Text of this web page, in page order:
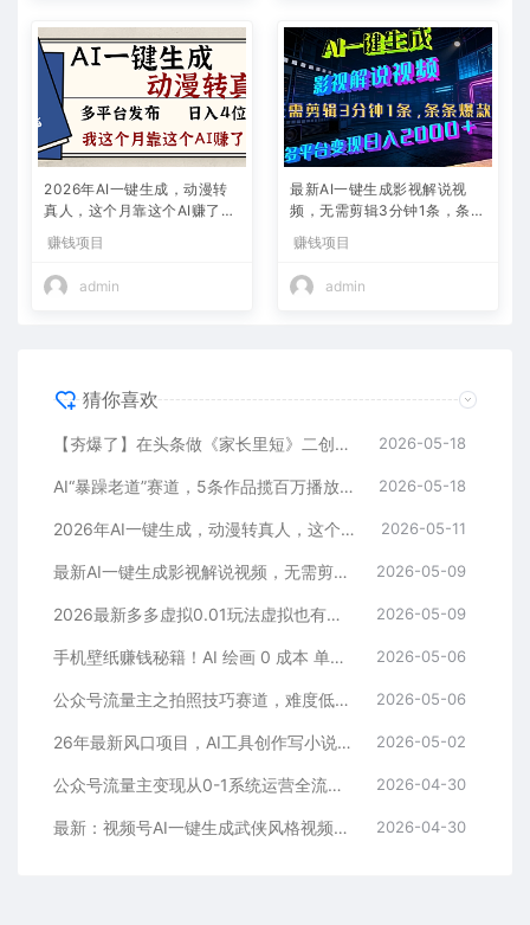
2026年AI一键生成，动漫转
真人，这个月靠这个AI赚了2
赚钱项目
admin
最新AI一键生成影视解说视
频，无需剪辑3分钟1条，条条
+
赚钱项目
admin
猜你喜欢
【夯爆了】在头条做《家长里短》二创小故事，这个月收益2w+ 2026-05-18
AI“暴躁老道”赛道，5条作品揽百万播放！（附变现全攻略） 2026-05-18
2026年AI一键生成，动漫转真人，这个月靠这个AI赚了2W+ 2026-05-11
最新AI一键生成影视解说视频，无需剪辑3分钟1条，条条爆款，多平台变现日入2000+ 2026-05-09
2026最新多多虚拟0.01玩法虚拟也有新门路轻松日入2500! 2026-05-09
手机壁纸赚钱秘籍！AI 绘画 0 成本 单店狂销 3.8 万单 2026-05-06
公众号流量主之拍照技巧赛道，难度低+流量大，起号第一篇就爆了10w阅读！ 2026-05-06
26年最新风口项目，AI工具创作写小说，轻松实现日入1000+ 2026-05-02
公众号流量主变现从0-1系统运营全流程讲解！ 2026-04-30
最新：视频号AI一键生成武侠风格视频，狂撸视频号分成收益，学完轻松日入1000+ 2026-04-30